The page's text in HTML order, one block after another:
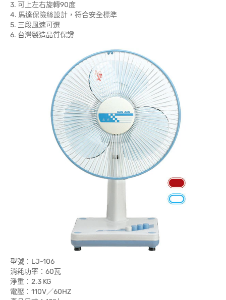
3. 可上左右旋轉90度
4. 馬達保險絲設計，符合安全標準
5. 三段風速可選
6. 台灣製造品質保證
型號：LJ-106
消耗功率：60瓦
淨重：2.3 KG
電壓：110V／60HZ